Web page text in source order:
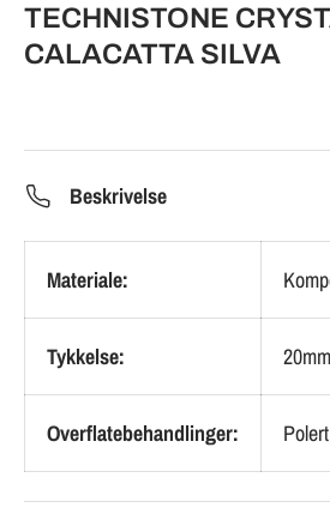
TECHNISTONE
CALACATTA SILVA
Beskrivelse
Materiale:
Tykkelse:
Overflatebehandlinger: Polert